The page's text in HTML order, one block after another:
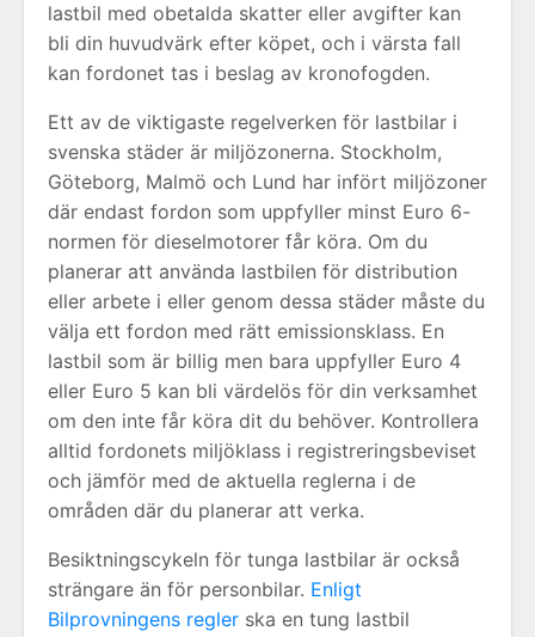
lastbil med obetalda skatter eller avgifter kan
bli din huvudvärk efter köpet, och i värsta fall
kan fordonet tas i beslag av kronofogden.
Ett av de viktigaste regelverken för lastbilar i
svenska städer är miljözonerna. Stockholm,
Göteborg, Malmö och Lund har infört miljözoner
där endast fordon som uppfyller minst Euro 6-
normen för dieselmotorer får köra. Om du
planerar att använda lastbilen för distribution
eller arbete i eller genom dessa städer måste du
välja ett fordon med rätt emissionsklass. En
lastbil som är billig men bara uppfyller Euro 4
eller Euro 5 kan bli värdelös för din verksamhet
om den inte får köra dit du behöver. Kontrollera
alltid fordonets miljöklass i registreringsbeviset
och jämför med de aktuella reglerna i de
områden där du planerar att verka.
Besiktningscykeln för tunga lastbilar är också
strängare än för personbilar. Enligt
Bilprovningens regler ska en tung lastbil